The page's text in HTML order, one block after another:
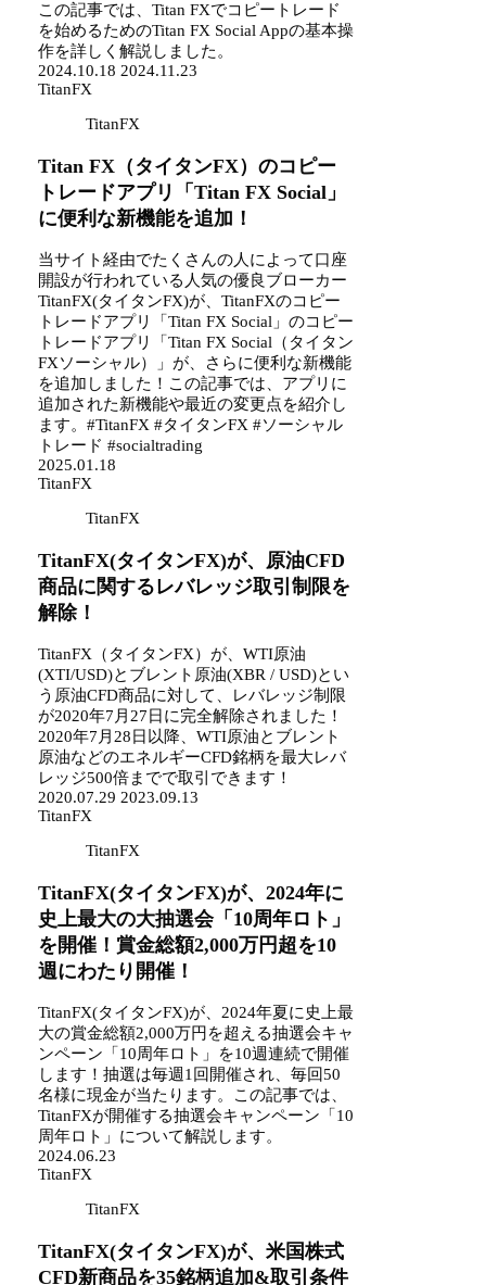
この記事では、Titan FXでコピートレード
を始めるためのTitan FX Social Appの基本操
作を詳しく解説しました。
2024.10.18 2024.11.23
TitanFX
TitanFX
Titan FX（タイタンFX）のコピー
トレードアプリ「Titan FX Social」
に便利な新機能を追加！
当サイト経由でたくさんの人によって口座
開設が行われている人気の優良ブローカー
TitanFX(タイタンFX)が、TitanFXのコピー
トレードアプリ「Titan FX Social」のコピー
トレードアプリ「Titan FX Social（タイタン
FXソーシャル）」が、さらに便利な新機能
を追加しました！この記事では、アプリに
追加された新機能や最近の変更点を紹介し
ます。#TitanFX #タイタンFX #ソーシャル
トレード #socialtrading
2025.01.18
TitanFX
TitanFX
TitanFX(タイタンFX)が、原油CFD
商品に関するレバレッジ取引制限を
解除！
TitanFX（タイタンFX）が、WTI原油
(XTI/USD)とブレント原油(XBR / USD)とい
う原油CFD商品に対して、レバレッジ制限
が2020年7月27日に完全解除されました！
2020年7月28日以降、WTI原油とブレント
原油などのエネルギーCFD銘柄を最大レバ
レッジ500倍までで取引できます！
2020.07.29 2023.09.13
TitanFX
TitanFX
TitanFX(タイタンFX)が、2024年に
史上最大の大抽選会「10周年ロト」
を開催！賞金総額2,000万円超を10
週にわたり開催！
TitanFX(タイタンFX)が、2024年夏に史上最
大の賞金総額2,000万円を超える抽選会キャ
ンペーン「10周年ロト」を10週連続で開催
します！抽選は毎週1回開催され、毎回50
名様に現金が当たります。この記事では、
TitanFXが開催する抽選会キャンペーン「10
周年ロト」について解説します。
2024.06.23
TitanFX
TitanFX
TitanFX(タイタンFX)が、米国株式
CFD新商品を35銘柄追加&取引条件